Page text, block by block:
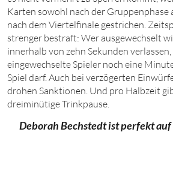
Karten sowohl nach der Gruppenphase
nach dem Viertelfinale gestrichen.
strenger bestraft: Wer ausgewechselt
innerhalb von zehn Sekunden
eingewechselte Spieler noch eine
Spiel darf. Auch bei verzögerten
drohen Sanktionen. Und pro Halbzeit
dreiminütige Trinkpause.
Deborah Bechstedt ist perfekt